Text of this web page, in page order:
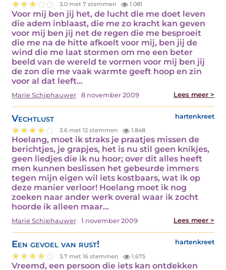
3.0 met 7 stemmen 1.081
Voor mij ben jij het, de lucht die me doet leven
die adem inblaast, die me zo kracht kan geven
voor mij ben jij net de regen die me besproeit
die me na de hitte afkoelt voor mij, ben jij de
wind die me laat stormen om me een beter
beeld van de wereld te vormen voor mij ben jij
de zon die me vaak warmte geeft hoop en zin
voor al dat leeft…
Marie Schiphauwer 8 november 2009 Lees meer >
Vechtlust hartenkreet
3.6 met 12 stemmen 1.848
Hoelang, moet ik straks je praatjes missen de
berichtjes, je grapjes, het is nu stil geen knikjes,
geen liedjes die ik nu hoor; over dit alles heeft
men kunnen beslissen het gebeurde immers
tegen mijn eigen wil iets kostbaars, wat ik op
deze manier verloor! Hoelang moet ik nog
zoeken naar ander werk overal waar ik zocht
hoorde ik alleen maar…
Marie Schiphauwer 1 november 2009 Lees meer >
Een gevoel van rust! hartenkreet
3.7 met 16 stemmen 1.675
Vreemd, een persoon die iets kan ontdekken